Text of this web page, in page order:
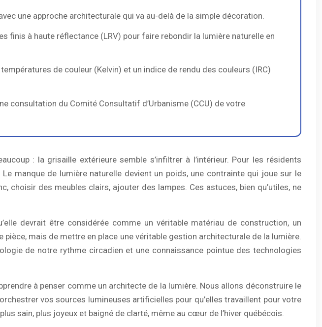
une approche architecturale qui va au-delà de la simple décoration.
finis à haute réflectance (LRV) pour faire rebondir la lumière naturelle en
de couleur (Kelvin) et un indice de rendu des couleurs (IRC)
consultation du Comité Consultatif d’Urbanisme (CCU) de votre
: la grisaille extérieure semble s’infiltrer à l’intérieur. Pour les résidents
manque de lumière naturelle devient un poids, une contrainte qui joue sur le
choisir des meubles clairs, ajouter des lampes. Ces astuces, bien qu’utiles, ne
devrait être considérée comme un véritable matériau de construction, un
pièce, mais de mettre en place une véritable gestion architecturale de la lumière.
de notre rythme circadien et une connaissance pointue des technologies
à penser comme un architecte de la lumière. Nous allons déconstruire le
vos sources lumineuses artificielles pour qu’elles travaillent pour votre
sain, plus joyeux et baigné de clarté, même au cœur de l’hiver québécois.